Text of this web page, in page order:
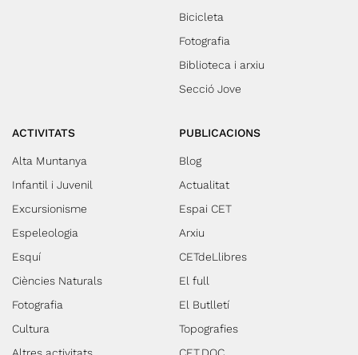
Bicicleta
Fotografia
Biblioteca i arxiu
Secció Jove
ACTIVITATS
Alta Muntanya
Infantil i Juvenil
Excursionisme
Espeleologia
Esquí
Ciències Naturals
Fotografia
Cultura
PUBLICACIONS
Blog
Actualitat
Espai CET
Arxiu
CETdeLlibres
El full
El Butlletí
Topografies